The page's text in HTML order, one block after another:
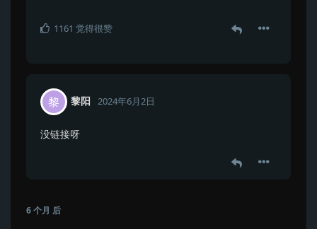
1161 觉得很赞
黎 黎阳 2024年6月2日
没链接呀
6 个月 后